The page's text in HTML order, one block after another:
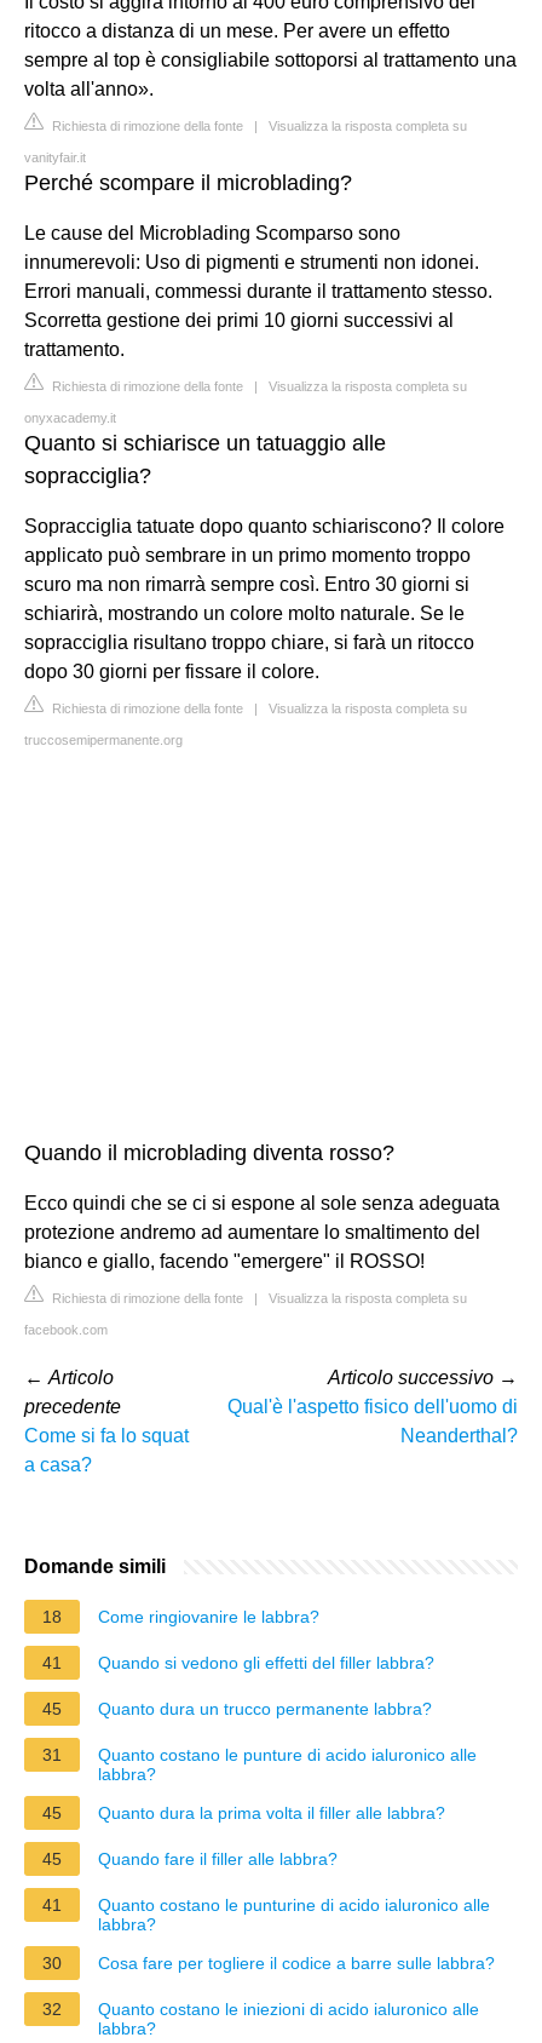
ritocco a distanza di un mese. Per avere un effetto
sempre al top è consigliabile sottoporsi al trattamento una
volta all'anno».
Richiesta di rimozione della fonte | Visualizza la risposta completa su
vanityfair.it
Perché scompare il microblading?
Le cause del Microblading Scomparso sono
innumerevoli: Uso di pigmenti e strumenti non idonei.
Errori manuali, commessi durante il trattamento stesso.
Scorretta gestione dei primi 10 giorni successivi al
trattamento.
Richiesta di rimozione della fonte | Visualizza la risposta completa su
onyxacademy.it
Quanto si schiarisce un tatuaggio alle
sopracciglia?
Sopracciglia tatuate dopo quanto schiariscono? Il colore
applicato può sembrare in un primo momento troppo
scuro ma non rimarrà sempre così. Entro 30 giorni si
schiarirà, mostrando un colore molto naturale. Se le
sopracciglia risultano troppo chiare, si farà un ritocco
dopo 30 giorni per fissare il colore.
Richiesta di rimozione della fonte | Visualizza la risposta completa su
truccosemipermanente.org
Quando il microblading diventa rosso?
Ecco quindi che se ci si espone al sole senza adeguata
protezione andremo ad aumentare lo smaltimento del
bianco e giallo, facendo "emergere" il ROSSO!
Richiesta di rimozione della fonte | Visualizza la risposta completa su
facebook.com
← Articolo
precedente
Come si fa lo squat
a casa?
Articolo successivo →
Qual'è l'aspetto fisico dell'uomo di
Neanderthal?
Domande simili
18 Come ringiovanire le labbra?
41 Quando si vedono gli effetti del filler labbra?
45 Quanto dura un trucco permanente labbra?
31
Quanto costano le punture di acido ialuronico alle
labbra?
45
Quanto dura la prima volta il filler alle labbra?
45 Quando fare il filler alle labbra?
41
Quanto costano le punturine di acido ialuronico alle
labbra?
30
Cosa fare per togliere il codice a barre sulle labbra?
32
Quanto costano le iniezioni di acido ialuronico alle
labbra?